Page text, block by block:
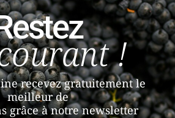
!
recevez gratuitement le
meilleur de
grâce à notre newsletter